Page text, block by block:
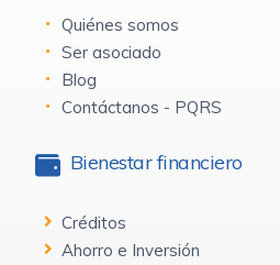
Quiénes somos
Ser asociado
Blog
Contáctanos - PQRS
Bienestar financiero
Créditos
Ahorro e Inversión